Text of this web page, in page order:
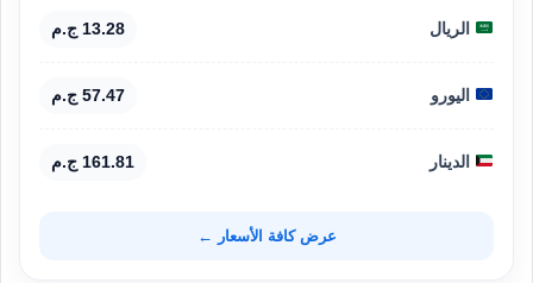
الريال 13.28 ج.م
اليورو 57.47 ج.م
الدينار 161.81 ج.م
عرض كافة الأسعار ←